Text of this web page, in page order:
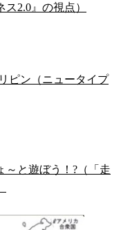
2.0』の視点）
ピン（ニュータイプ
と遊ぼう！?（「走